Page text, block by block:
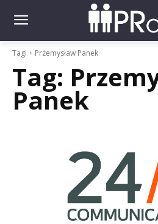
Tagi Przemysław Panek
Tag:
Panek